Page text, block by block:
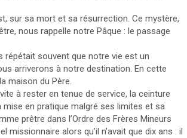
sur sa mort et sa résurrection. Ce mystère,
nous rappelle notre Pâque : le passage
répétait souvent que notre vie est un
arriverons à notre destination. En cette
maison du Père.
à rester en tenue de service, la ceinture
en pratique malgré ses limites et sa
prêtre dans l’Ordre des Frères Mineurs
alors qu’il n’avait que dix ans : il